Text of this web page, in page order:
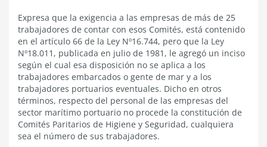
Expresa que la exigencia a las empresas de más de 25
trabajadores de contar con esos Comités, está contenido
en el artículo 66 de la Ley Nº16.744, pero que la Ley
Nº18.011, publicada en julio de 1981, le agregó un inciso
según el cual esa disposición no se aplica a los
trabajadores embarcados o gente de mar y a los
trabajadores portuarios eventuales. Dicho en otros
términos, respecto del personal de las empresas del
sector marítimo portuario no procede la constitución de
Comités Paritarios de Higiene y Seguridad, cualquiera
sea el número de sus trabajadores.